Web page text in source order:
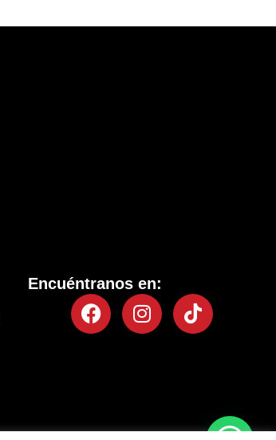
Encuéntranos en:
FacebookInstagram
Tiktok